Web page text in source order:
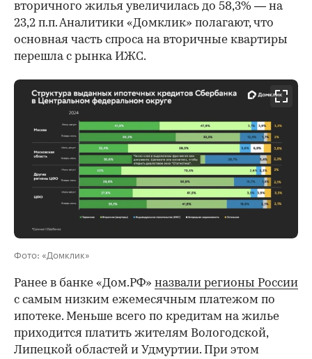
вторичного жилья увеличилась до 58,3% — на
23,2 п.п. Аналитики «Домклик» полагают, что
основная часть спроса на вторичные квартиры
перешла с рынка ИЖС.
Фото: «Домклик»
Ранее в банке «Дом.РФ» назвали регионы России
с самым низким ежемесячным платежом по
ипотеке. Меньше всего по кредитам на жилье
приходится платить жителям Вологодской,
Липецкой областей и Удмуртии. При этом